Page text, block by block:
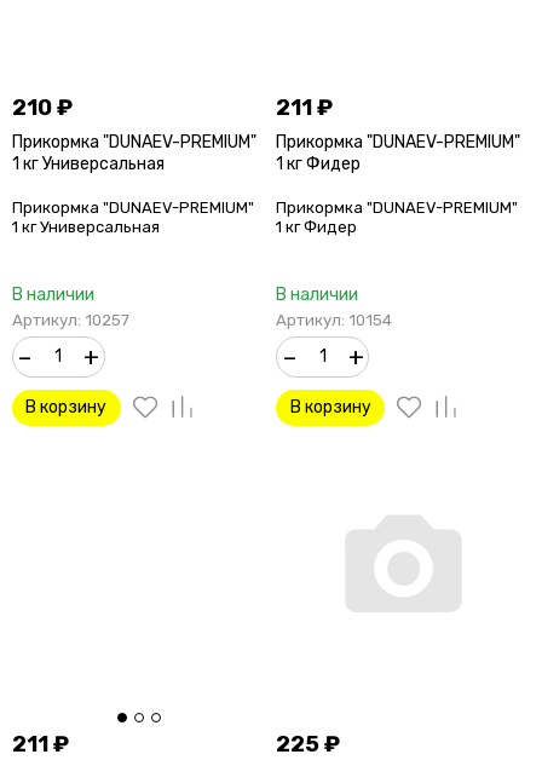
210₽
Прикормка "DUNAEV-PREMIUM"
1 кг Универсальная
Прикормка "DUNAEV-PREMIUM"
1 кг Универсальная
В наличии
Артикул: 10257
– +
В корзину
211₽
Прикормка "DUNAEV-PREMIUM"
1 кг Фидер
Прикормка "DUNAEV-PREMIUM"
1 кг Фидер
В наличии
Артикул: 10154
– +
В корзину
211₽ 225₽